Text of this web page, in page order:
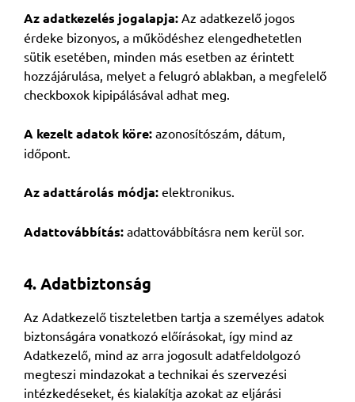
Az adatkezelés jogalapja: Az adatkezelő jogos
érdeke bizonyos, a működéshez elengedhetetlen
sütik esetében, minden más esetben az érintett
hozzájárulása, melyet a felugró ablakban, a megfelelő
checkboxok kipipálásával adhat meg.
A kezelt adatok köre: azonosítószám, dátum,
időpont.
Az adattárolás módja: elektronikus.
Adattovábbítás: adattovábbításra nem kerül sor.
4. Adatbiztonság
Az Adatkezelő tiszteletben tartja a személyes adatok
biztonságára vonatkozó előírásokat, így mind az
Adatkezelő, mind az arra jogosult adatfeldolgozó
megteszi mindazokat a technikai és szervezési
intézkedéseket, és kialakítja azokat az eljárási